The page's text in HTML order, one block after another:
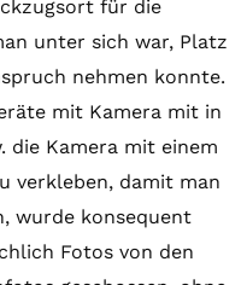
für die
unter sich war, Platz
nehmen konnte.
mit Kamera mit in
die Kamera mit einem
verkleben, damit man
wurde konsequent
Fotos von den